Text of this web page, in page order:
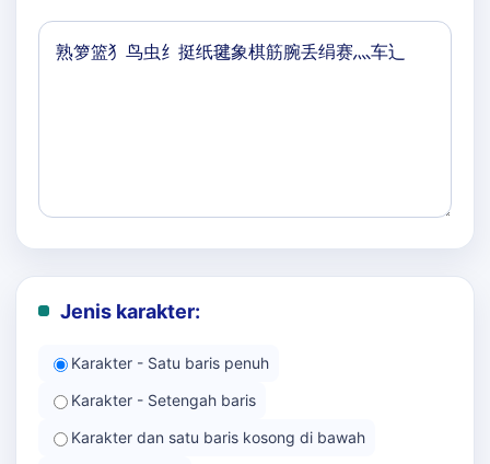
Jenis karakter:
Karakter - Satu baris penuh
Karakter - Setengah baris
Karakter dan satu baris kosong di bawah